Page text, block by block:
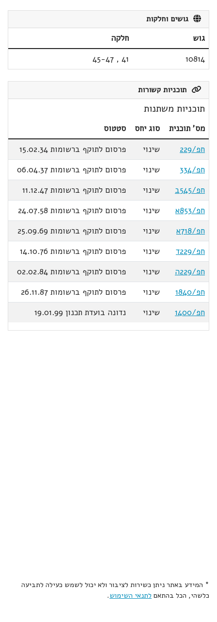
גושים וחלקות
גוש
חלקה
10814
41
,
45-47
תוכניות קשורות
תוכניות משתנות
מס' תוכנית סוג יחס
סטטוס
חפ/229
שינוי
פרסום לתוקף ברשומות 15.02.34
חפ/334
שינוי
פרסום לתוקף ברשומות 06.04.37
חפ/545ב
שינוי
פרסום לתוקף ברשומות 11.12.47
חפ/853א
שינוי
פרסום לתוקף ברשומות 24.07.58
חפ/718א
שינוי
פרסום לתוקף ברשומות 25.09.69
חפ/229ד
שינוי
פרסום לתוקף ברשומות 14.10.76
חפ/229ה
שינוי
פרסום לתוקף ברשומות 02.02.84
חפ/1840
שינוי
פרסום לתוקף ברשומות 26.11.87
חפ/1400
שינוי נדונה בועדת תכנון 19.01.99
* המידע באתר ניתן כשירות לציבור ולא יכול לשמש כעילה לתביעה
כלשהי, הכל בהתאם לתנאי השימוש.